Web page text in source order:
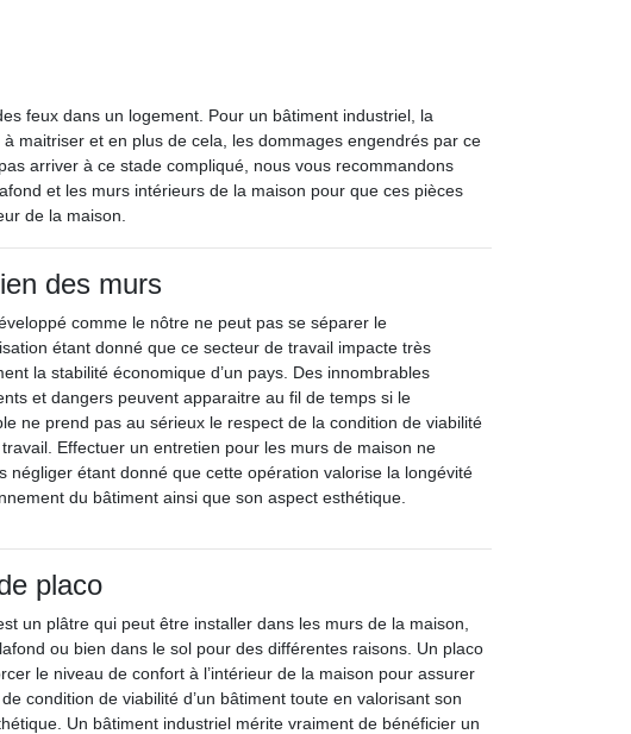
feux dans un logement. Pour un bâtiment industriel, la
maitriser et en plus de cela, les dommages engendrés par ce
arriver à ce stade compliqué, nous vous recommandons
et les murs intérieurs de la maison pour que ces pièces
de la maison.
des murs
comme le nôtre ne peut pas se séparer le
étant donné que ce secteur de travail impacte très
la stabilité économique d’un pays. Des innombrables
et dangers peuvent apparaitre au fil de temps si le
ne prend pas au sérieux le respect de la condition de viabilité
Effectuer un entretien pour les murs de maison ne
négliger étant donné que cette opération valorise la longévité
du bâtiment ainsi que son aspect esthétique.
placo
un plâtre qui peut être installer dans les murs de la maison,
ou bien dans le sol pour des différentes raisons. Un placo
le niveau de confort à l’intérieur de la maison pour assurer
condition de viabilité d’un bâtiment toute en valorisant son
Un bâtiment industriel mérite vraiment de bénéficier un